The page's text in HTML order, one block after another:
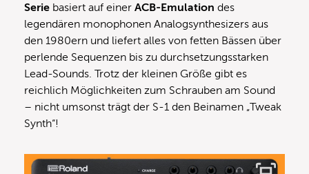
Serie basiert auf einer ACB-Emulation des
legendären monophonen Analogsynthesizers aus
den 1980ern und liefert alles von fetten Bässen über
perlende Sequenzen bis zu durchsetzungsstarken
Lead-Sounds. Trotz der kleinen Größe gibt es
reichlich Möglichkeiten zum Schrauben am Sound
– nicht umsonst trägt der S-1 den Beinamen „Tweak
Synth“!